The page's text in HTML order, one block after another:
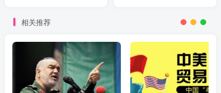
时能回国
相关推荐